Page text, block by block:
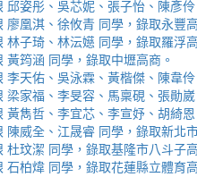
姿彤、吳芯妮、張子怡、陳彥
凰淇、徐攸青 同學，錄取永豐
子琦、林沄嬨 同學，錄取羅浮
筠涵 同學，錄取中壢高商。
天佑、吳泳霖、黃楷傑、陳韋
家福、李旻容、馬稟硯、張勛
雋哲、李宜芯、李宣妤、胡綺
威全、江晟睿 同學，錄取新北
玟潔 同學，錄取基隆市八斗子
柏煒 同學，錄取花蓮縣立體育